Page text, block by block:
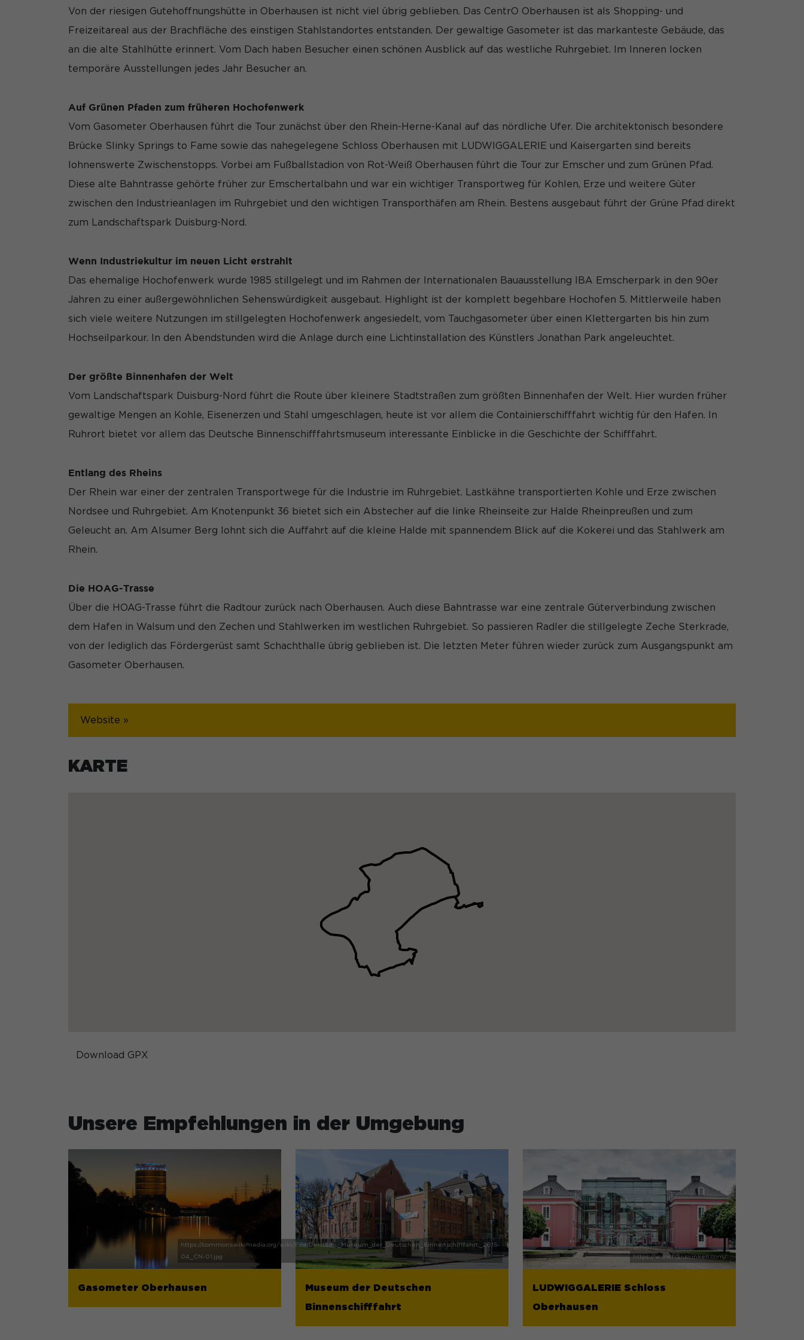
Von der riesigen Gutehoffnungshütte in Oberhausen ist nicht viel übrig geblieben. Das CentrO Oberhausen ist als Shopping- und
Freizeitareal aus der Brachfläche des einstigen Stahlstandortes entstanden. Der gewaltige Gasometer ist das markanteste Gebäude, das
an die alte Stahlhütte erinnert. Vom Dach haben Besucher einen schönen Ausblick auf das westliche Ruhrgebiet. Im Inneren locken
temporäre Ausstellungen jedes Jahr Besucher an.
Auf Grünen Pfaden zum früheren Hochofenwerk
Vom Gasometer Oberhausen führt die Tour zunächst über den Rhein-Herne-Kanal auf das nördliche Ufer. Die architektonisch besondere
Brücke Slinky Springs to Fame sowie das nahegelegene Schloss Oberhausen mit LUDWIGGALERIE und Kaisergarten sind bereits
lohnenswerte Zwischenstopps. Vorbei am Fußballstadion von Rot-Weiß Oberhausen führt die Tour zur Emscher und zum Grünen Pfad.
Diese alte Bahntrasse gehörte früher zur Emschertalbahn und war ein wichtiger Transportweg für Kohlen, Erze und weitere Güter
zwischen den Industrieanlagen im Ruhrgebiet und den wichtigen Transporthäfen am Rhein. Bestens ausgebaut führt der Grüne Pfad direkt
zum Landschaftspark Duisburg-Nord.
Wenn Industriekultur im neuen Licht erstrahlt
Das ehemalige Hochofenwerk wurde 1985 stillgelegt und im Rahmen der Internationalen Bauausstellung IBA Emscherpark in den 90er
Jahren zu einer außergewöhnlichen Sehenswürdigkeit ausgebaut. Highlight ist der komplett begehbare Hochofen 5. Mittlerweile haben
sich viele weitere Nutzungen im stillgelegten Hochofenwerk angesiedelt, vom Tauchgasometer über einen Klettergarten bis hin zum
Hochseilparkour. In den Abendstunden wird die Anlage durch eine Lichtinstallation des Künstlers Jonathan Park angeleuchtet.
Der größte Binnenhafen der Welt
Vom Landschaftspark Duisburg-Nord führt die Route über kleinere Stadtstraßen zum größten Binnenhafen der Welt. Hier wurden früher
gewaltige Mengen an Kohle, Eisenerzen und Stahl umgeschlagen, heute ist vor allem die Containierschifffahrt wichtig für den Hafen. In
Ruhrort bietet vor allem das Deutsche Binnenschifffahrtsmuseum interessante Einblicke in die Geschichte der Schifffahrt.
Entlang des Rheins
Der Rhein war einer der zentralen Transportwege für die Industrie im Ruhrgebiet. Lastkähne transportierten Kohle und Erze zwischen
Nordsee und Ruhrgebiet. Am Knotenpunkt 36 bietet sich ein Abstecher auf die linke Rheinseite zur Halde Rheinpreußen und zum
Geleucht an. Am Alsumer Berg lohnt sich die Auffahrt auf die kleine Halde mit spannendem Blick auf die Kokerei und das Stahlwerk am
Rhein.
Die HOAG-Trasse
Über die HOAG-Trasse führt die Radtour zurück nach Oberhausen. Auch diese Bahntrasse war eine zentrale Güterverbindung zwischen
dem Hafen in Walsum und den Zechen und Stahlwerken im westlichen Ruhrgebiet. So passieren Radler die stillgelegte Zeche Sterkrade,
von der lediglich das Fördergerüst samt Schachthalle übrig geblieben ist. Die letzten Meter führen wieder zurück zum Ausgangspunkt am
Gasometer Oberhausen.
Website »
KARTE
Download GPX
Unsere Empfehlungen in der Umgebung
Gasometer Oberhausen
Museum der Deutschen
Binnenschifffahrt
LUDWIGGALERIE Schloss
Oberhausen
Marketing-Cookies werden von Drittanbietern oder Publishern verwendet, um personalisierte Werbung
anzuzeigen. Sie tun dies, indem sie Besucher über Websites hinweg verfolgen.
externen Medien akzeptiert werden, bedarf der Zugriff auf diese Inhalte keiner manuellen Einwilligung mehr.
Cookie-Informationen anzeigen
Datenschutzerklärung Impressum